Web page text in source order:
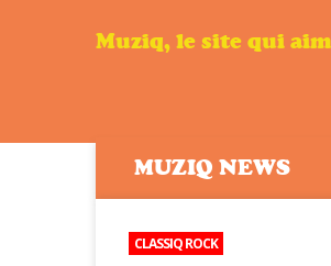
Muziq, le site qui
MUZIQ NEWS
CLASSIQ ROCK